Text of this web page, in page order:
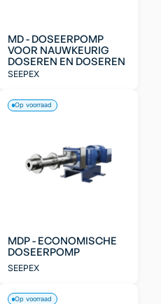
MD - DOSEERPOMP
VOOR NAUWKEURIG
DOSEREN EN DOSEREN
SEEPEX
MDP - ECONOMISCHE
DOSEERPOMP
SEEPEX
Op voorraad
Op voorraad